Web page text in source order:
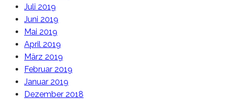
Juli 2019
Juni 2019
Mai 2019
April 2019
März 2019
Februar 2019
Januar 2019
Dezember 2018